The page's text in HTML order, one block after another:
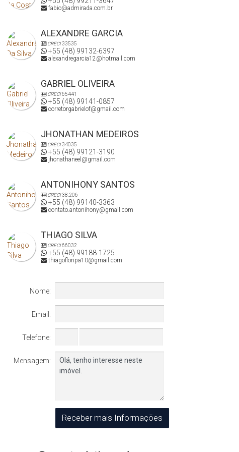
fabio@admirada.com.br
ALEXANDRE GARCIA
CRECI33535
+55 (48) 99132-6397
alexandregarcia12@hotmail.com
GABRIEL OLIVEIRA
CRECI65441
+55 (48) 99141-0857
corretorgabrielof@gmail.com
JHONATHAN MEDEIROS
CRECI34035
+55 (48) 99121-3190
jhonathaneel@gmail.com
ANTONIHONY SANTOS
CRECI38.206
+55 (48) 99140-3363
contato.antonihony@gmail.com
THIAGO SILVA
CRECI66032
+55 (48) 99188-1725
thiagofloripa10@gmail.com
Nome:
Email:
Telefone:
Mensagem: